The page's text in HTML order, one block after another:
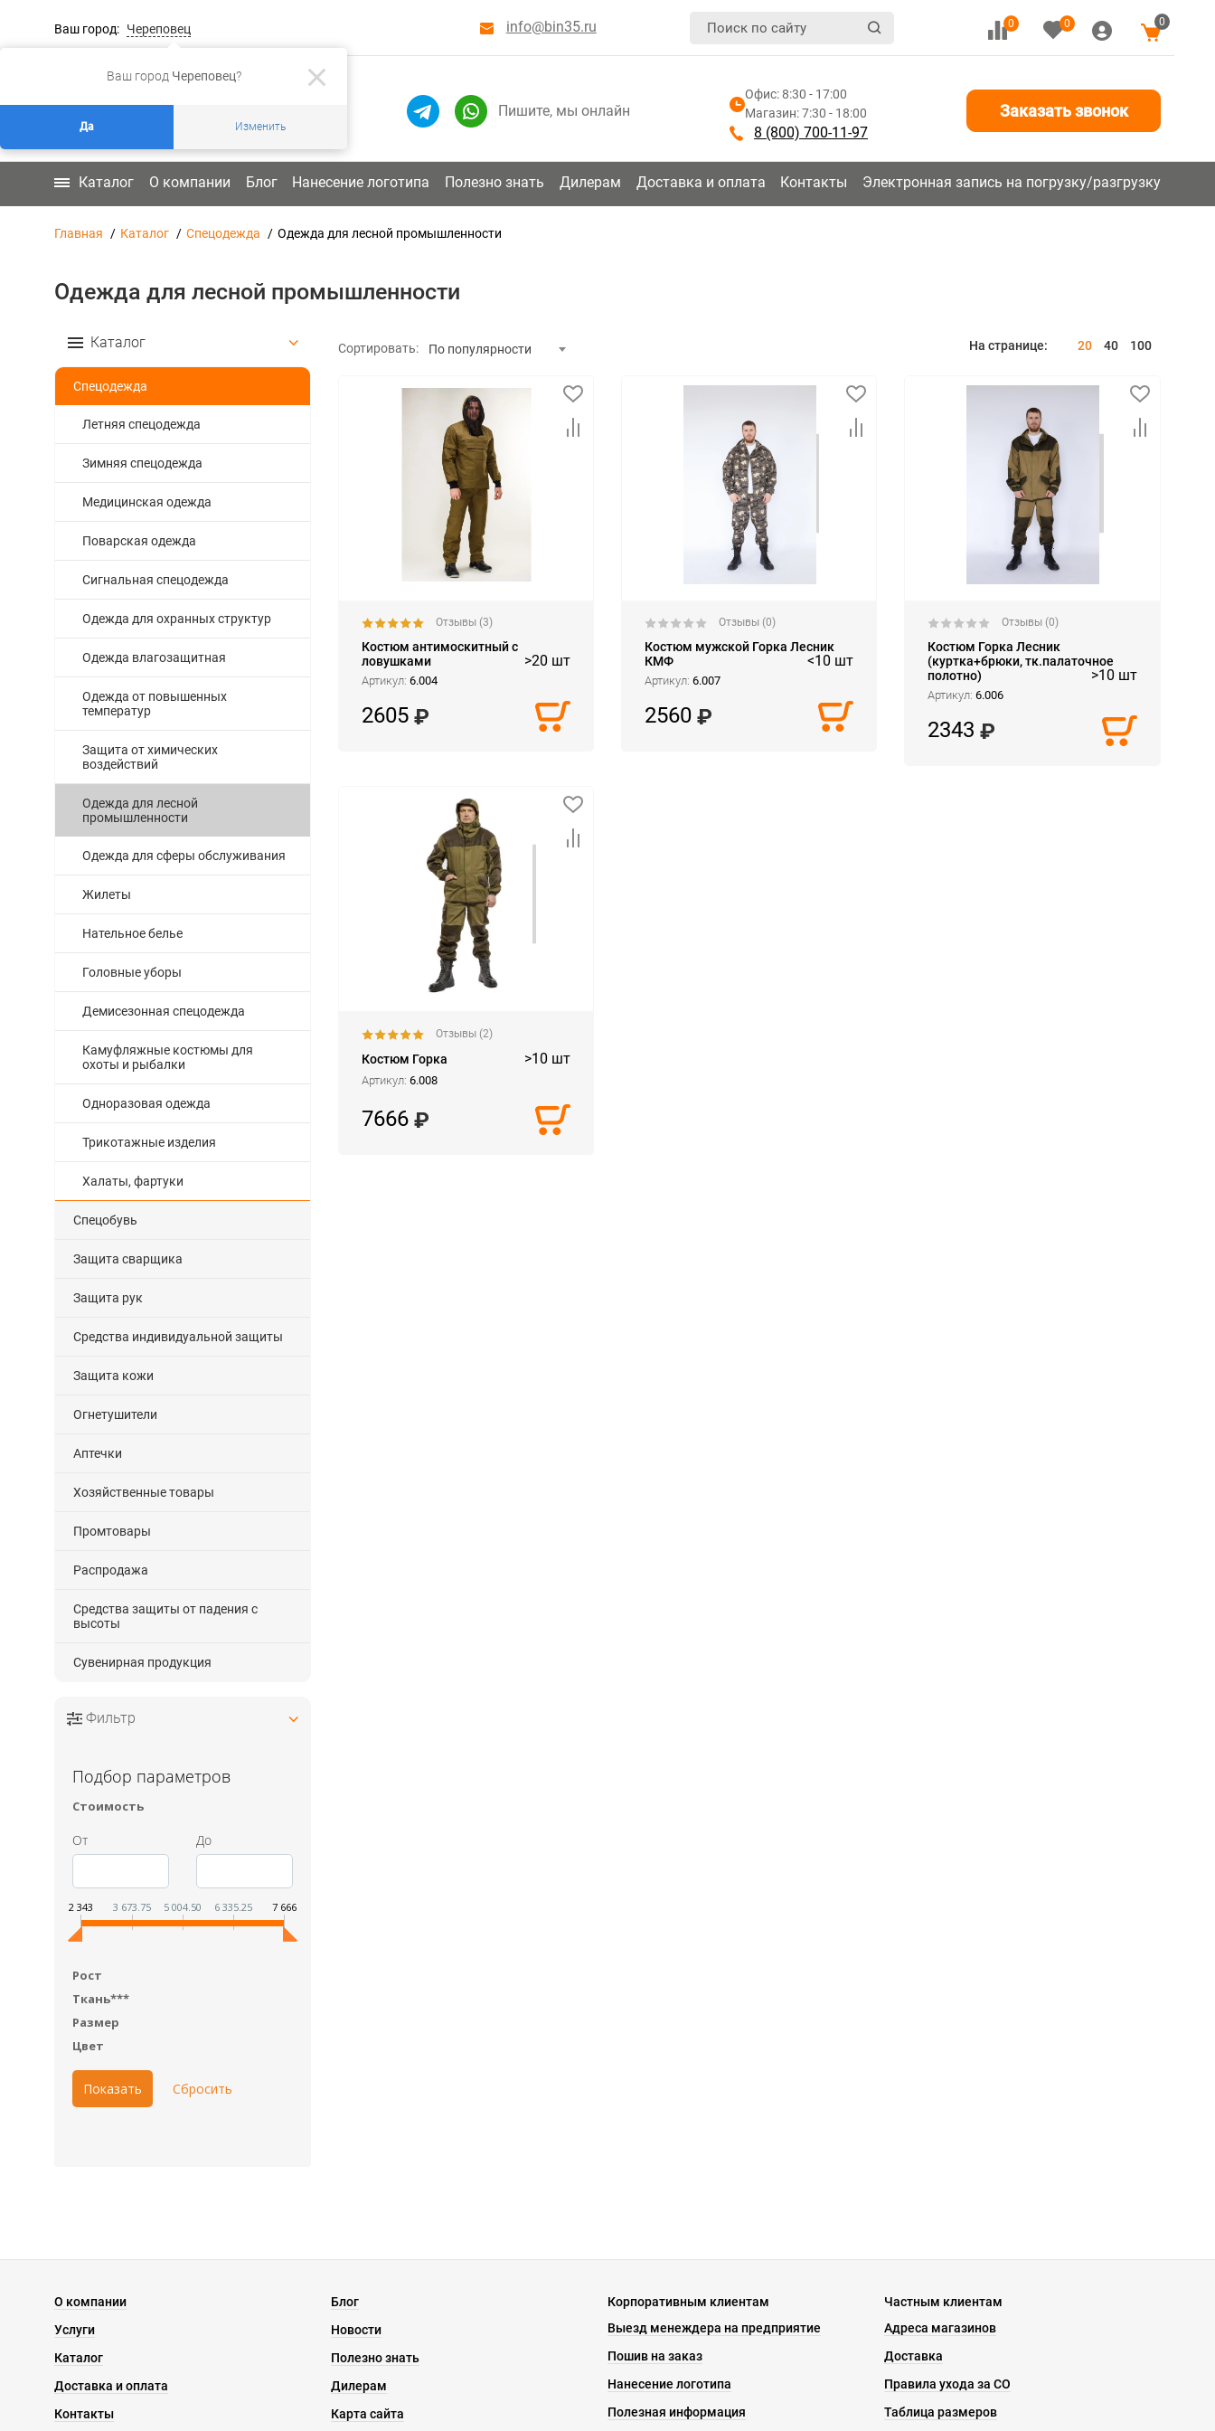
Ваш город Череповец?
Да Изменить
Ваш город: Череповец info@bin35.ru 0 0 0
Пишите, мы онлайн
Офис: 8:30 - 17:00
Магазин: 7:30 - 18:00
8 (800) 700-11-97
Заказать звонок
Каталог О компании Блог Нанесение логотипа Полезно знать Дилерам Доставка и оплата Контакты Электронная запись на погрузку/разгрузку
Главная Каталог Спецодежда Одежда для лесной промышленности
Одежда для лесной промышленности
Каталог
Спецодежда
Летняя спецодежда
Зимняя спецодежда
Медицинская одежда
Поварская одежда
Сигнальная спецодежда
Одежда для охранных структур
Одежда влагозащитная
Одежда от повышенных
температур
Защита от химических
воздействий
Одежда для лесной
промышленности
Одежда для сферы обслуживания
Жилеты
Нательное белье
Головные уборы
Демисезонная спецодежда
Камуфляжные костюмы для
охоты и рыбалки
Одноразовая одежда
Трикотажные изделия
Халаты, фартуки
Спецобувь
Защита сварщика
Защита рук
Средства индивидуальной защиты
Защита кожи
Огнетушители
Аптечки
Хозяйственные товары
Промтовары
Распродажа
Средства защиты от падения с
высоты
Сувенирная продукция
Фильтр
Подбор параметров
Стоимость
От До
2 343 3 673.75 5 004.50 6 335.25 7 666
Рост
Ткань***
Размер
Цвет
Сортировать: По популярности На странице: 20 40 100
Отзывы (3)
Костюм антимоскитный с
ловушками
>20 шт
Артикул: 6.004
2605
Отзывы (0)
Костюм мужской Горка Лесник
КМФ
<10 шт
Артикул: 6.007
2560
Отзывы (0)
Костюм Горка Лесник
(куртка+брюки, тк.палаточное
полотно)
>10 шт
Артикул:6.006
2343
Отзывы (2)
Костюм Горка >10 шт
Артикул: 6.008
7666
О компании
Блог
Услуги
Новости
Каталог
Полезно знать
Доставка и оплата
Дилерам
Контакты
Карта сайта
Корпоративным клиентам
Выезд менеждера на предприятие
Пошив на заказ
Нанесение логотипа
Полезная информация
Частным клиентам
Адреса магазинов
Доставка
Правила ухода за СО
Таблица размеров